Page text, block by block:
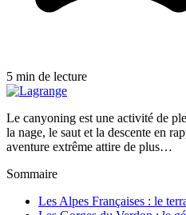
5 min de lecture
Le canyoning est une activité de
la nage, le saut et la descente en
aventure extrême attire de plus…
Sommaire
Les Alpes Françaises : le